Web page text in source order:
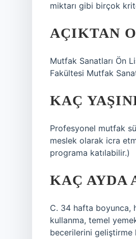
miktarı gibi birçok
AÇIKTAN
Mutfak Sanatları Ön
Fakültesi Mutfak
KAÇ
Profesyonel mutfak
meslek olarak icra
programa katılabilir.)
KAÇ AYDA
C. 34 hafta boyunca,
kullanma, temel
becerilerini geliştirme